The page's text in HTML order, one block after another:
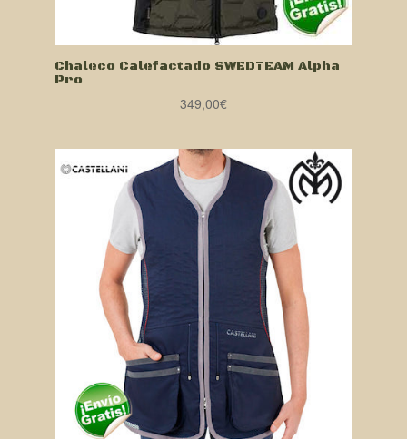
Chaleco Calefactado SWEDTEAM Alpha
Pro
349,00€